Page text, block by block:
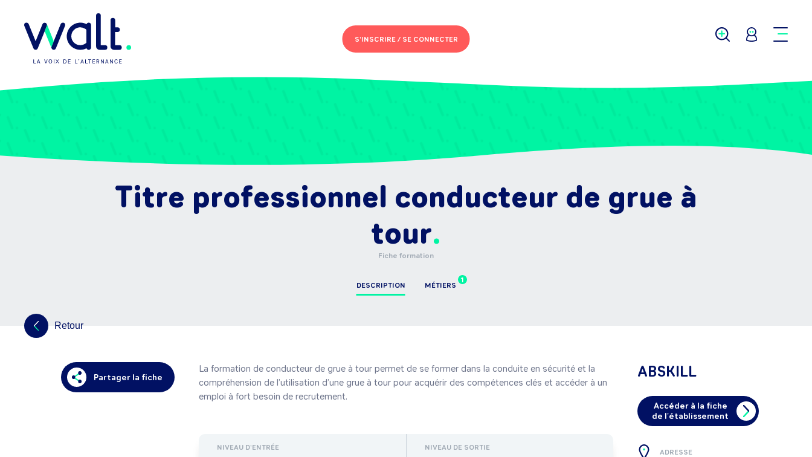
S'INSCRIRE /SE CONNECTER
Titre professionnel conducteur de grue à
tour
Fiche formation
DESCRIPTION
1
MÉTIERS
Retour
Partager la fiche
La formation de conducteur de grue à tour permet de se former dans la conduite en sécurité et la
compréhension de l’utilisation d’une grue à tour pour acquérir des compétences clés et accéder à un
emploi à fort besoin de recrutement.
NIVEAU D'ENTRÉE NIVEAU DE SORTIE
ABSKILL
Accéder à la fiche
de l'établissement
ADRESSE